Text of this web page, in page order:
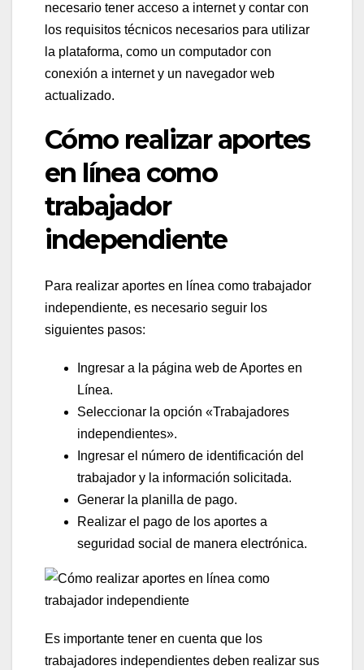
necesario tener acceso a internet y contar con
los requisitos técnicos necesarios para utilizar
la plataforma, como un computador con
conexión a internet y un navegador web
actualizado.
Cómo realizar aportes
en línea como
trabajador
independiente
Para realizar aportes en línea como trabajador
independiente, es necesario seguir los
siguientes pasos:
Ingresar a la página web de Aportes en
Línea.
Seleccionar la opción «Trabajadores
independientes».
Ingresar el número de identificación del
trabajador y la información solicitada.
Generar la planilla de pago.
Realizar el pago de los aportes a
seguridad social de manera electrónica.
Es importante tener en cuenta que los
trabajadores independientes deben realizar sus